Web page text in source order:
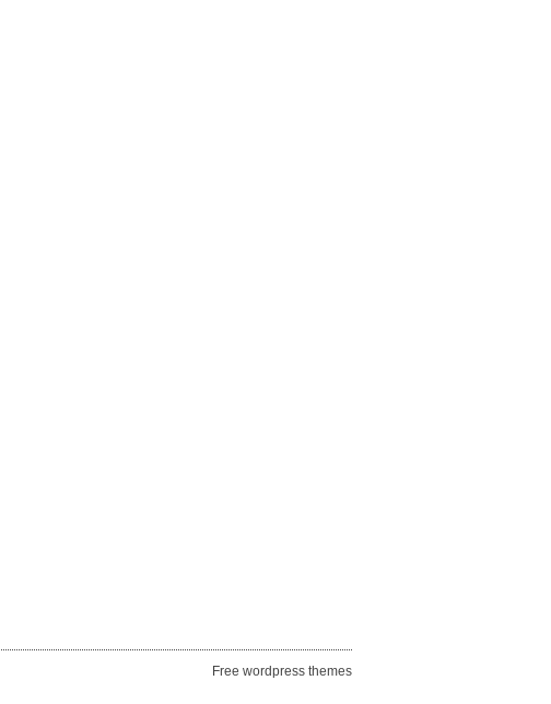
Free wordpress themes